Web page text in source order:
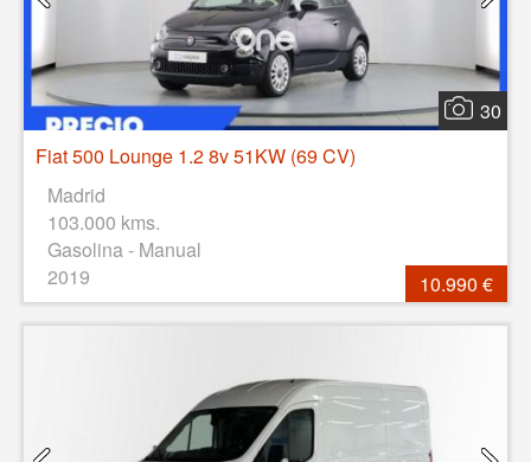
30
Fiat 500 Lounge 1.2 8v 51KW (69 CV)
Madrid
103.000 kms.
Gasolina - Manual
2019
10.990 €